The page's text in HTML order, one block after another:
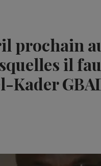
prochain
il
Kader